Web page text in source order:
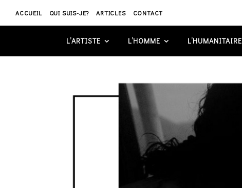
ACCUEIL QUI SUIS-JE? ARTICLES CONTACT
L’ARTISTE L’HOMME L’HUMANITAIRE